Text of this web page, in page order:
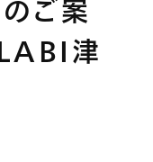
ご案
津